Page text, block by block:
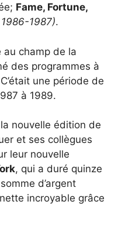
Fame, Fortune,
1987).
au champ de la
des programmes à
une période de
à 1989.
nouvelle édition de
et ses collègues
leur nouvelle
, qui a duré quinze
d’argent
incroyable grâce